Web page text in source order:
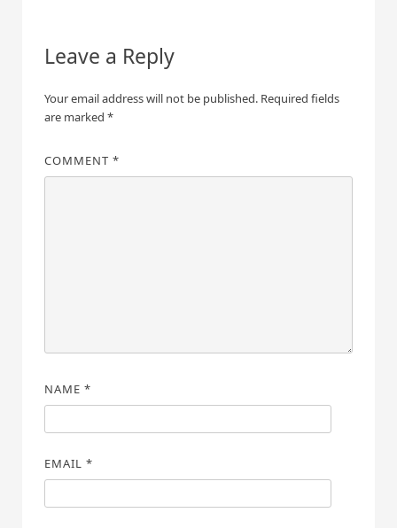
Leave a Reply
Your email address will not be published. Required fields
are marked *
COMMENT *
NAME *
EMAIL *